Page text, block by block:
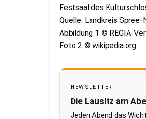
Festsaal des
Quelle: Landkreis Spree-
Abbildung 1 © REGIA-
Foto 2 © wikipedia.org
NEWSLETTER
Die Lausitz am
Jeden Abend das